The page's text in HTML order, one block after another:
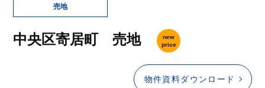
中央区寄居町 売地
new
price
物件資料ダウンロード